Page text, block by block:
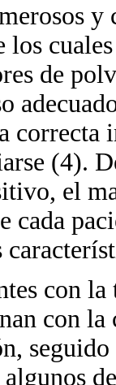
y
de
correcta
(4).
el
con
con